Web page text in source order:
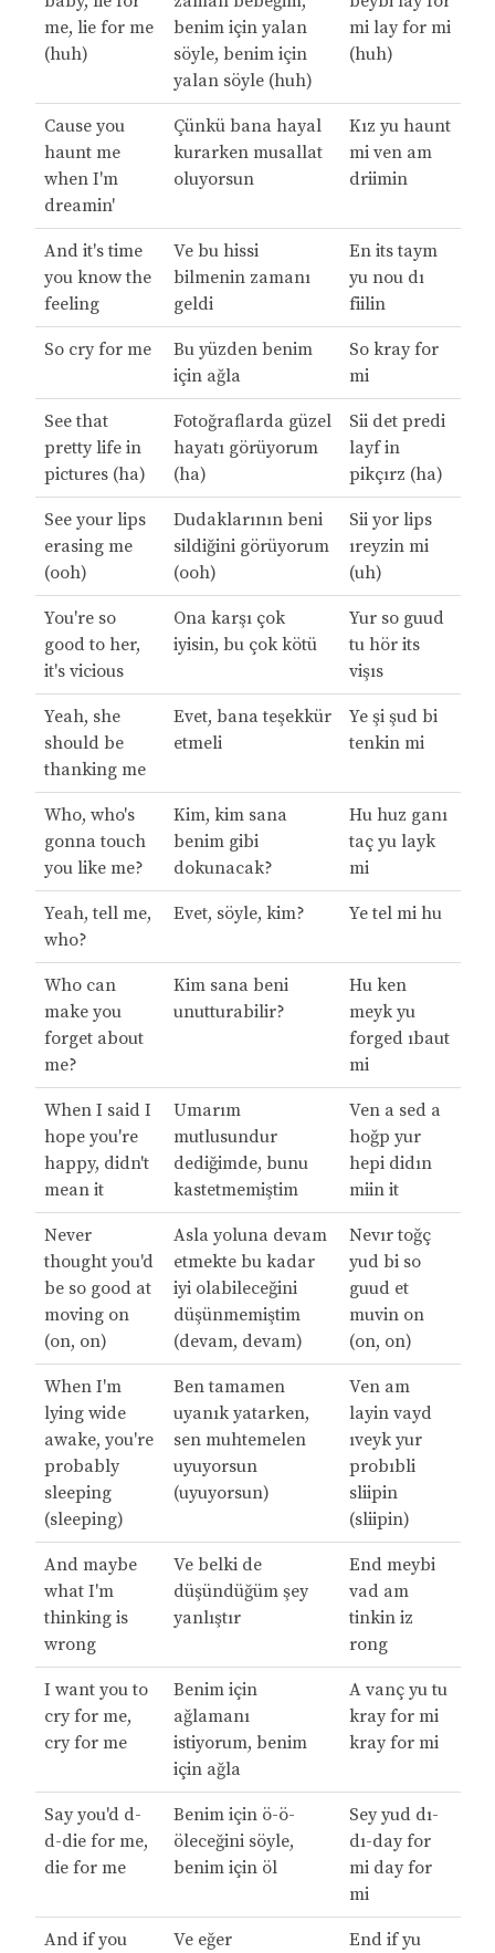
me, lie for me
(huh)
benim için yalan
söyle, benim için
yalan söyle (huh)
mi lay for mi
(huh)
Cause you
haunt me
when I'm
dreamin'
Çünkü bana hayal
kurarken musallat
oluyorsun
Kız yu haunt
mi ven am
driimin
And it's time
you know the
feeling
Ve bu hissi
bilmenin zamanı
geldi
En its taym
yu nou dı
fiilin
So cry for me
Bu yüzden benim
için ağla
So kray for
mi
See that
pretty life in
pictures (ha)
Fotoğraflarda güzel
hayatı görüyorum
(ha)
Sii det predi
layf in
pikçırz (ha)
See your lips
erasing me
(ooh)
Dudaklarının beni
sildiğini görüyorum
(ooh)
Sii yor lips
ıreyzin mi
(uh)
You're so
good to her,
it's vicious
Ona karşı çok
iyisin, bu çok kötü
Yur so guud
tu hör its
vişıs
Yeah, she
should be
thanking me
Evet, bana teşekkür
etmeli
Ye şi şud bi
tenkin mi
Who, who's
gonna touch
you like me?
Kim, kim sana
benim gibi
dokunacak?
Hu huz ganı
taç yu layk
mi
Yeah, tell me,
who?
Evet, söyle, kim? Ye tel mi hu
Who can
make you
forget about
me?
Kim sana beni
unutturabilir?
Hu ken
meyk yu
forged ıbaut
mi
When I said I
hope you're
happy, didn't
mean it
Umarım
mutlusundur
dediğimde, bunu
kastetmemiştim
Ven a sed a
hoğp yur
hepi didın
miin it
Never
thought you'd
be so good at
moving on
(on, on)
Asla yoluna devam
etmekte bu kadar
iyi olabileceğini
düşünmemiştim
(devam, devam)
Nevır toğç
yud bi so
guud et
muvin on
(on, on)
When I'm
lying wide
awake, you're
probably
sleeping
(sleeping)
Ben tamamen
uyanık yatarken,
sen muhtemelen
uyuyorsun
(uyuyorsun)
Ven am
layin vayd
ıveyk yur
probıbli
sliipin
(sliipin)
And maybe
what I'm
thinking is
wrong
Ve belki de
düşündüğüm şey
yanlıştır
End meybi
vad am
tinkin iz
rong
I want you to
cry for me,
cry for me
Benim için
ağlamanı
istiyorum, benim
için ağla
A vanç yu tu
kray for mi
kray for mi
Say you'd d-
d-die for me,
die for me
Benim için ö-ö-
öleceğini söyle,
benim için öl
Sey yud dı-
dı-day for
mi day for
mi
And if you
Ve eğer
End if yu